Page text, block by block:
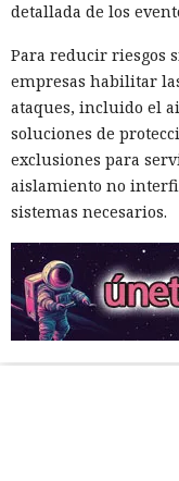
detallada de los
Para reducir riesgos
empresas habilitar
ataques, incluido el
soluciones de
exclusiones para
aislamiento no
sistemas necesarios.